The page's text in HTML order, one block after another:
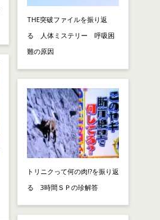
THE突破ファイルを振り返
る 人体ミステリー 呼吸困
難の原因
トリニクって何の肉!?を振り返
る 3時間ＳＰの珍解答